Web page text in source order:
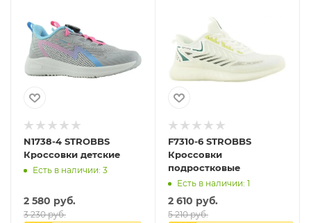
N1738-4 STROBBS
Кроссовки детские
Есть в наличии: 3
2 580 руб.
3 230 руб.
F7310-6 STROBBS
Кроссовки
подростковые
Есть в наличии: 1
2 610 руб.
5 210 руб.